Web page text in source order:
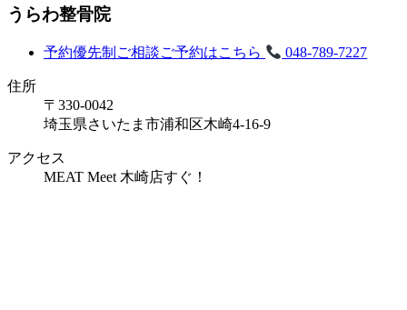
うらわ整骨院
予約優先制 ご相談ご予約はこちら 048-789-7227
住所
〒330-0042
埼玉県さいたま市浦和区木崎4-16-9
アクセス
MEAT Meet 木崎店すぐ！